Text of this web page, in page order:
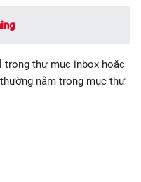
trong thư mục inbox hoặc
nằm trong mục thư